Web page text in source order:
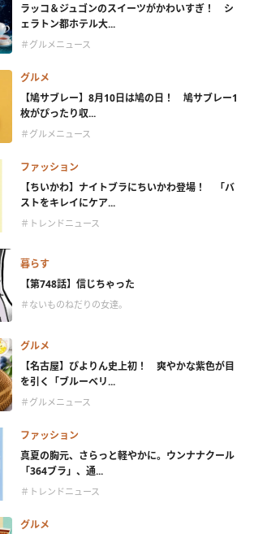
ラッコ＆ジュゴンのスイーツがかわいすぎ！ シ
ェラトン都ホテル大...
＃グルメニュース
グルメ
【鳩サブレー】8月10日は鳩の日！ 鳩サブレー1
枚がぴったり収...
＃グルメニュース
ファッション
【ちいかわ】ナイトブラにちいかわ登場！ 「バ
ストをキレイにケア...
＃トレンドニュース
暮らす
【第748話】信じちゃった
＃ないものねだりの女達。
グルメ
【名古屋】ぴよりん史上初！ 爽やかな紫色が目
を引く「ブルーベリ...
＃グルメニュース
ファッション
真夏の胸元、さらっと軽やかに。ウンナナクール
「364ブラ」、通...
＃トレンドニュース
グルメ